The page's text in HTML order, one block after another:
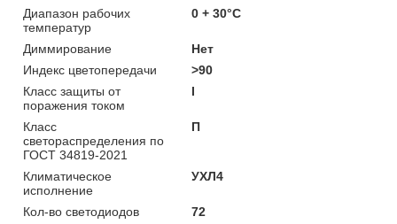
Диапазон рабочих
температур
0 + 30°C
Диммирование
Нет
Индекс цветопередачи
>90
Класс защиты от
поражения током
I
Класс
светораспределения по
ГОСТ 34819-2021
П
Климатическое
исполнение
УХЛ4
Кол-во светодиодов
72